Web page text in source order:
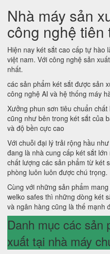
Nhà máy sản
công nghệ tiên
Hiện nay két sắt cao cấp tự hào
việt nam. Với công nghệ sản
nhất.
các sản phẩm két sắt được sản
công nghệ AI và hệ thống máy
Xưởng phun sơn tiêu chuẩn
cũng như bên trong két sắt của
và độ bền cực cao
Với chuỗi đại lý trải rộng hầu
đang là nhà cung cấp két sắt
chất lượng các sản phẩm từ két
phòng luôn luôn được chú trọng.
Cùng với những sản phẩm
welko safes thì những dòng két
và ngân hàng cũng là thế mạnh
Danh mục các sản
xuất tại nhà máy